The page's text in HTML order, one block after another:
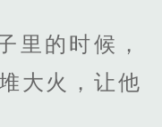
里的时候，
大火，让他